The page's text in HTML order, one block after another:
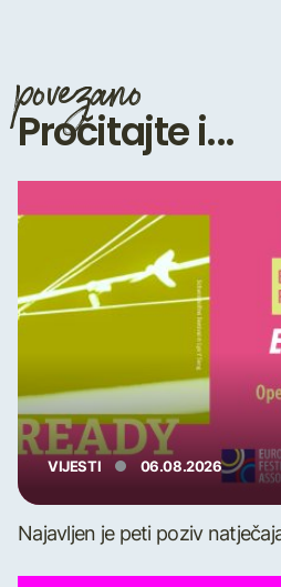
povezano
Pročitajte i...
VIJESTI 06.08.2026
Najavljen je peti poziv